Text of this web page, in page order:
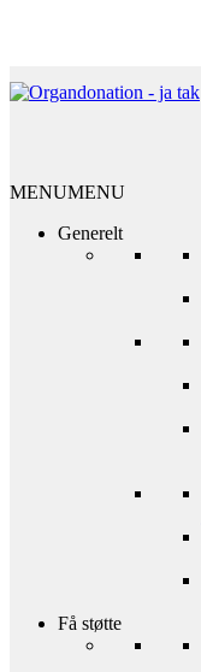
MENUMENU
Generelt
Få støtte